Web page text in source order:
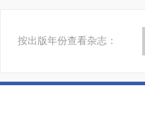
按出版年份查看杂志：